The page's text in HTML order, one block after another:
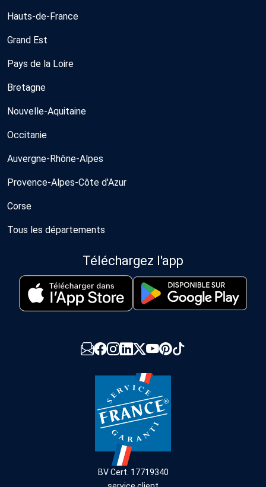
Hauts-de-France
Grand Est
Pays de la Loire
Bretagne
Nouvelle-Aquitaine
Occitanie
Auvergne-Rhône-Alpes
Provence-Alpes-Côte d'Azur
Corse
Tous les départements
Téléchargez l'app
BV Cert. 17719340